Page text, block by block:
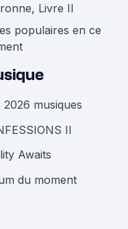
Livre II
populaires en ce
2026 musiques
II
Awaits
du moment